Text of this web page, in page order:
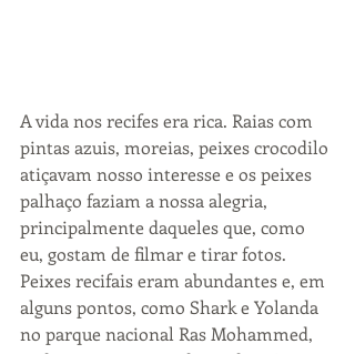
A vida nos recifes era rica. Raias com
pintas azuis, moreias, peixes crocodilo
atiçavam nosso interesse e os peixes
palhaço faziam a nossa alegria,
principalmente daqueles que, como
eu, gostam de filmar e tirar fotos.
Peixes recifais eram abundantes e, em
alguns pontos, como Shark e Yolanda
no parque nacional Ras Mohammed,